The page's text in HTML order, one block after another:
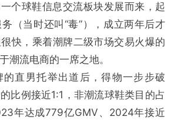
个球鞋信息交流板块发展而来，起
（当时还叫“毒”），成立两年后才
快，乘着潮牌二级市场交易火爆的
潮流电商的一席之地。
的直男托举出道后，得物一步步破
比例接近1:1，非潮流球鞋类目的占
年达成779亿GMV、2024年接近